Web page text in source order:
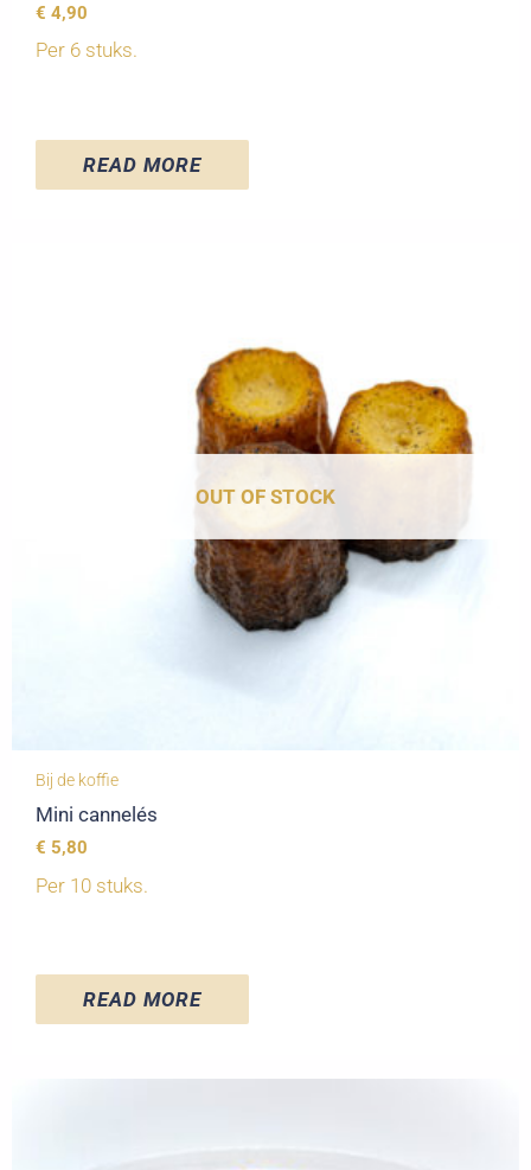
€ 4,90
Per 6 stuks.
READ MORE
OUT OF STOCK
Bij de koffie
Mini cannelés
€ 5,80
Per 10 stuks.
READ MORE